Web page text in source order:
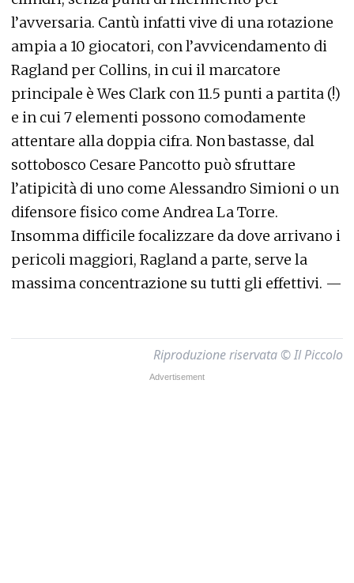
l’avversaria. Cantù infatti vive di una rotazione
ampia a 10 giocatori, con l’avvicendamento di
Ragland per Collins, in cui il marcatore
principale è Wes Clark con 11.5 punti a partita (!)
e in cui 7 elementi possono comodamente
attentare alla doppia cifra. Non bastasse, dal
sottobosco Cesare Pancotto può sfruttare
l’atipicità di uno come Alessandro Simioni o un
difensore fisico come Andrea La Torre.
Insomma difficile focalizzare da dove arrivano i
pericoli maggiori, Ragland a parte, serve la
massima concentrazione su tutti gli effettivi. —
Riproduzione riservata © Il Piccolo